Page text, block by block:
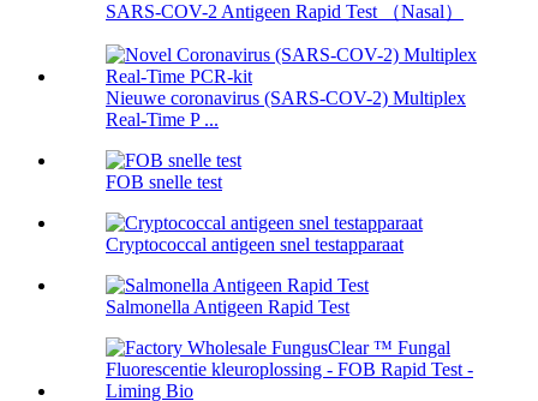
SARS-COV-2 Antigeen Rapid Test （Nasal）
Nieuwe coronavirus (SARS-COV-2) Multiplex
Real-Time P ...
FOB snelle test
Cryptococcal antigeen snel testapparaat
Salmonella Antigeen Rapid Test